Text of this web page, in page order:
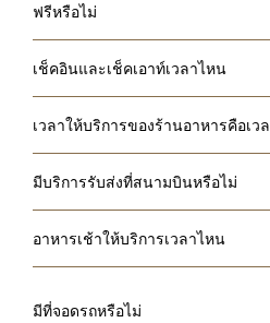
ฟรีหรือไม่
เช็คอินและเช็คเอาท์เวลาไหน
เวลาให้บริการของร้านอาหารคือเว
มีบริการรับส่งที่สนามบินหรือไม่
อาหารเช้าให้บริการเวลาไหน
มีที่จอดรถหรือไม่